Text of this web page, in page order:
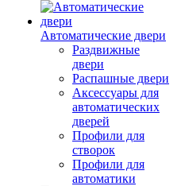
Автоматические двери
Раздвижные
двери
Распашные двери
Аксессуары для
автоматических
дверей
Профили для
створок
Профили для
автоматики